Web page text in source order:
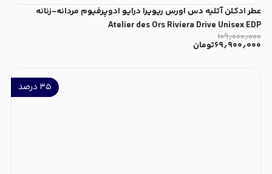
عطر ادکلن آتلیه دس اورس ریویرا درایو ادوپرفیوم مردانه-زنانه
Atelier des Ors Riviera Drive Unisex EDP
۱۰۹٫۰۰۰٫۰۰۰
۶۹٫۹۰۰٫۰۰۰تومان
۳۵ درصد